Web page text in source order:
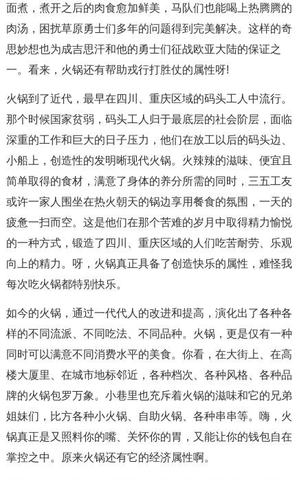
面煮，煮开之后的肉食愈加鲜美，马队们也能喝上热腾腾的
肉汤，困扰草原勇士们多年的问题得到完美解决。这样的奇
思妙想也为成吉思汗和他的勇士们征战欧亚大陆的保证之
一。看来，火锅还有帮助戎行打胜仗的属性呀!
火锅到了近代，最早在四川、重庆区域的码头工人中流行。
那个时候国家贫弱，码头工人归于最底层的社会阶层，面临
深重的工作和巨大的日子压力，他们在放工以后的码头边、
小船上，创造性的发明晰现代火锅。火辣辣的滋味、便宜且
简单取得的食材，满意了身体的养分所需的同时，三五工友
或许一家人围坐在热火朝天的锅边享用餐食的氛围，一天的
疲惫一扫而空。这是他们在那个苦难的岁月中取得精力愉悦
的一种方式，锻造了四川、重庆区域的人们吃苦耐劳、乐观
向上的精力。呀，火锅真正具备了创造快乐的属性，难怪我
每次吃火锅都特别快乐。
如今的火锅，通过一代代人的改进和提高，演化出了各种各
样的不同流派、不同吃法、不同品种。火锅，更是仅有一种
同时可以满意不同消费水平的美食。你看，在大街上、在高
楼大厦里、在城市地标邻近，各种档次、各种风格、各种品
牌的火锅包罗万象。小巷里也充斥着火锅的滋味和它的兄弟
姐妹们，比方各种小火锅、自助火锅、各种串串等。嗨，火
锅真正是又照料你的嘴、关怀你的胃，又能让你的钱包自在
掌控之中。原来火锅还有它的经济属性啊。